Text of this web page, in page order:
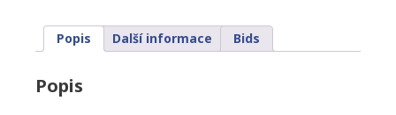
Popis Další informace Bids
Popis